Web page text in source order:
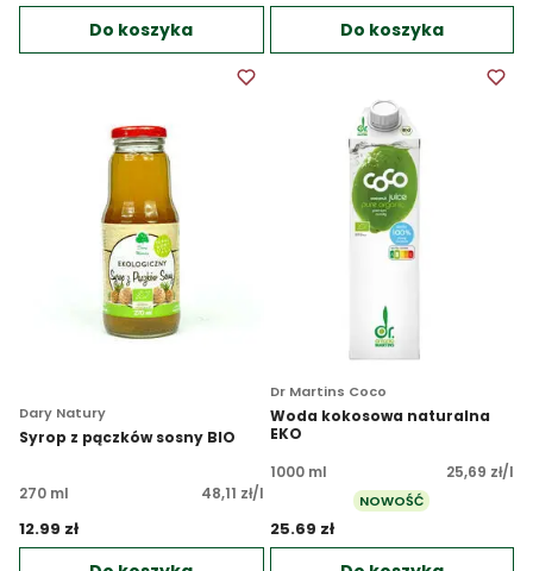
Do koszyka Do koszyka
Dary Natury
Syrop z pączków sosny BIO
270 ml 48,11 zł/l
12.99 zł
Dr Martins Coco
Woda kokosowa naturalna
EKO
1000 ml
25,69 zł/l
NOWOŚĆ
25.69 zł